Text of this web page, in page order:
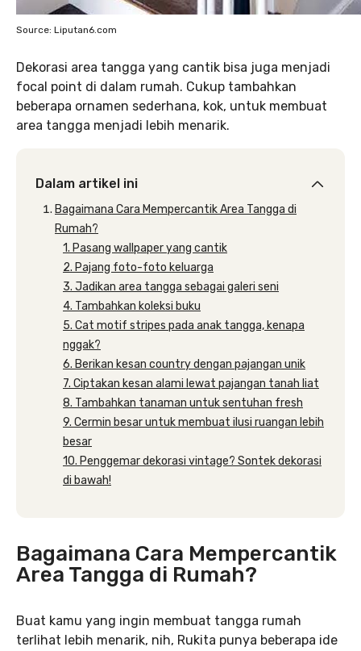
Source: Liputan6.com
Dekorasi area tangga yang cantik bisa juga menjadi
focal point di dalam rumah. Cukup tambahkan
beberapa ornamen sederhana, kok, untuk membuat
area tangga menjadi lebih menarik.
Dalam artikel ini
Bagaimana Cara Mempercantik Area Tangga di
Rumah?
1. Pasang wallpaper yang cantik
2. Pajang foto-foto keluarga
3. Jadikan area tangga sebagai galeri seni
4. Tambahkan koleksi buku
5. Cat motif stripes pada anak tangga, kenapa
nggak?
6. Berikan kesan country dengan pajangan unik
7. Ciptakan kesan alami lewat pajangan tanah liat
8. Tambahkan tanaman untuk sentuhan fresh
9. Cermin besar untuk membuat ilusi ruangan lebih
besar
10. Penggemar dekorasi vintage? Sontek dekorasi
di bawah!
Bagaimana Cara Mempercantik
Area Tangga di Rumah?
Buat kamu yang ingin membuat tangga rumah
terlihat lebih menarik, nih, Rukita punya beberapa ide